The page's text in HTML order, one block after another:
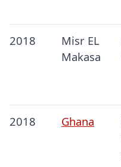
2018
Misr EL
Makasa
2018 Ghana